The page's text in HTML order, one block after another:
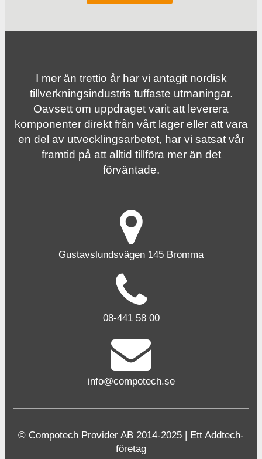
I mer än trettio år har vi antagit nordisk
tillverknings­industris tuffaste utmaningar.
Oavsett om uppdraget varit att leverera
komponenter direkt från vårt lager eller att vara
en del av utvecklingsarbetet, har vi satsat vår
framtid på att alltid tillföra mer än det
förväntade.
Gustavslundsvägen 145 Bromma
08-441 58 00
info@compotech.se
© Compotech Provider AB 2014-2025 | Ett Addtech-
företag